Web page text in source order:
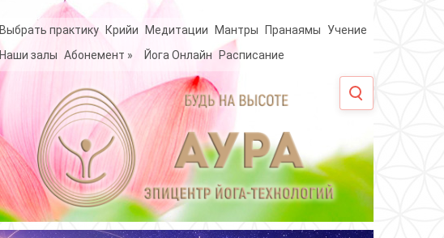
Выбрать практику Крийи Медитации Мантры Пранаямы
Учение
Наши залы Абонемент » Йога Онлайн Расписание